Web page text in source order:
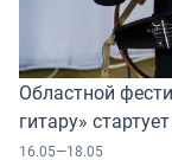
Областной
гитару»
16.05—18.05